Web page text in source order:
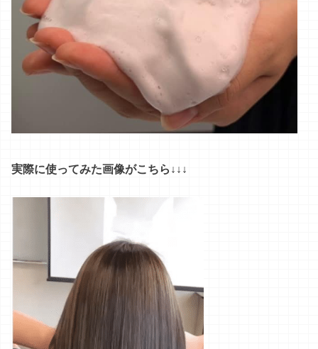
実際に使ってみた画像がこちら↓↓↓